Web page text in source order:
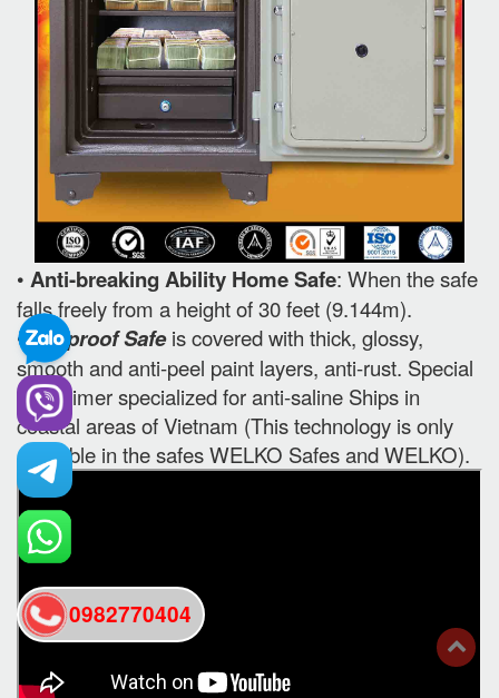
• Anti-breaking Ability Home Safe: When the safe
falls freely from a height of 30 feet (9.144m).
•Fireproof Safeis covered with thick, glossy,
smooth and anti-peel paint layers, anti-rust. Special
use primer specialized for anti-saline Ships in
coastal areas of Vietnam (This technology is only
available in the safes WELKO Safes and WELKO).
0982770404